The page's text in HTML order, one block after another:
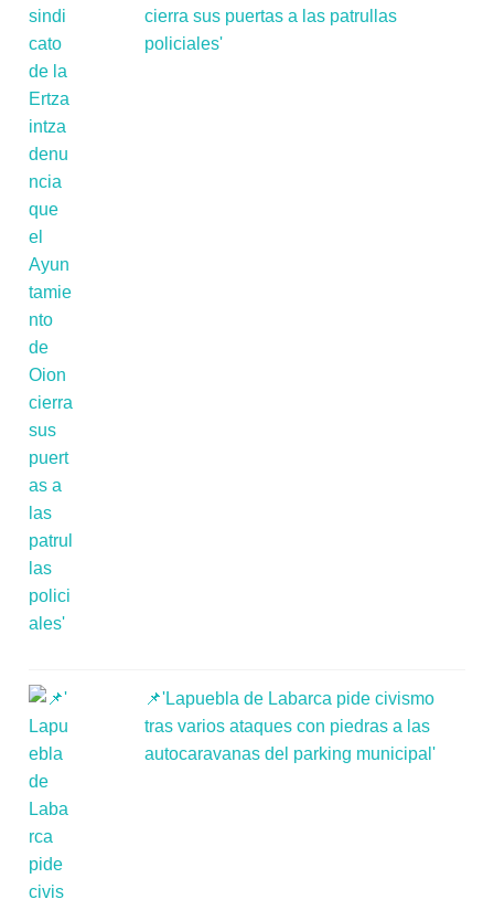
cierra sus puertas a las patrullas
policiales'
📌'Lapuebla de Labarca pide civismo
tras varios ataques con piedras a las
autocaravanas del parking municipal'